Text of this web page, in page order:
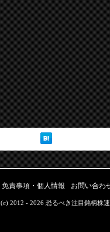
免責事項・個人情報 お問い合わ
(c) 2012 - 2026 恐るべき注目銘柄株